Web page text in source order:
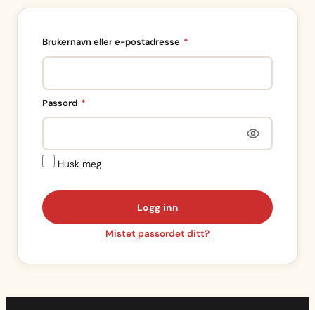
Brukernavn eller e-postadresse *
Passord *
Husk meg
Logg inn
Mistet passordet ditt?